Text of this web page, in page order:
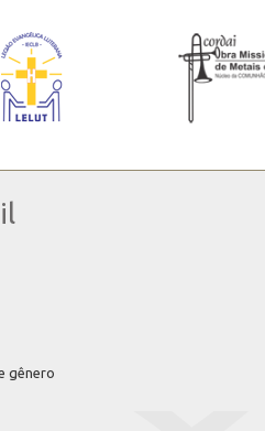
gênero